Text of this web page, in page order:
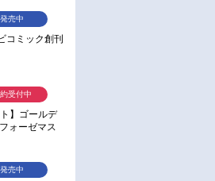
コミック創刊
発売中
】ゴールデ
ォーゼマス
【再販】
受付中
発売中